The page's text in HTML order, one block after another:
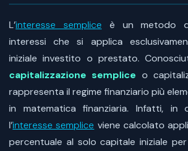
L’interesse semplice è un metodo
interessi che si applica
iniziale investito o prestato.
capitalizzazione semplice o
rappresenta il regime finanziario più
in matematica finanziaria. Infatti, in
l’interesse semplice viene calcolato
percentuale al solo capitale iniziale